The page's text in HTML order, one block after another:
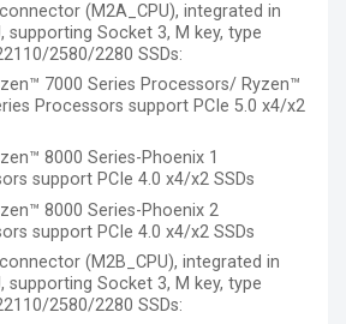
(M2A_CPU), integrated in
supporting Socket 3, M key, type
2580/2280 SSDs:
7000 Series Processors/ Ryzen™
Processors support PCIe 5.0 x4/x2
8000 Series-Phoenix 1
support PCIe 4.0 x4/x2 SSDs
8000 Series-Phoenix 2
support PCIe 4.0 x4/x2 SSDs
(M2B_CPU), integrated in
supporting Socket 3, M key, type
2580/2280 SSDs: